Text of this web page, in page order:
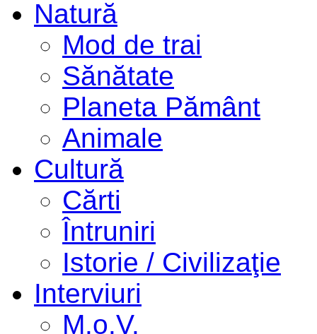
Natură
Mod de trai
Sănătate
Planeta Pământ
Animale
Cultură
Cărti
Întruniri
Istorie / Civilizaţie
Interviuri
M.o.V.